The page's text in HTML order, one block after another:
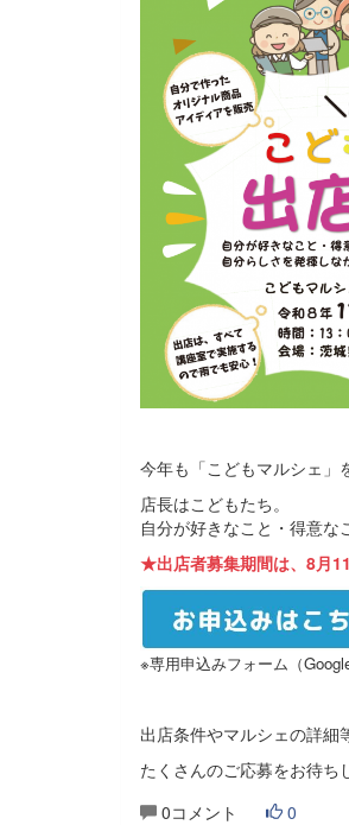
今年も「こどもマルシェ」
店長はこどもたち。
自分が好きなこと・得意
★出店者募集期間は、8月
※専用申込みフォーム（
出店条件やマルシェの詳細
たくさんのご応募をお待ち
0コメント
0